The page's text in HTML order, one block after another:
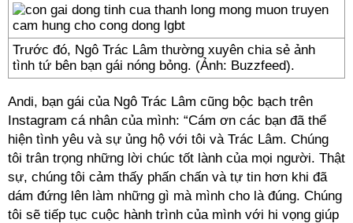
Trước đó, Ngô Trác Lâm thường xuyên chia sẻ ảnh
tình tứ bên bạn gái nóng bỏng. (Ảnh: Buzzfeed).
Andi, bạn gái của Ngô Trác Lâm cũng bộc bạch trên
Instagram cá nhân của mình: “Cám ơn các bạn đã thể
hiện tình yêu và sự ủng hộ với tôi và Trác Lâm. Chúng
tôi trân trọng những lời chúc tốt lành của mọi người. Thật
sự, chúng tôi cảm thấy phấn chấn và tự tin hơn khi đã
dám đứng lên làm những gì mà mình cho là đúng. Chúng
tôi sẽ tiếp tục cuộc hành trình của mình với hi vọng giúp